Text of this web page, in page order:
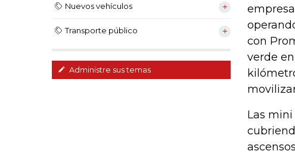
Nuevos vehículos
Transporte público
Administre sus temas
con
verde
Las